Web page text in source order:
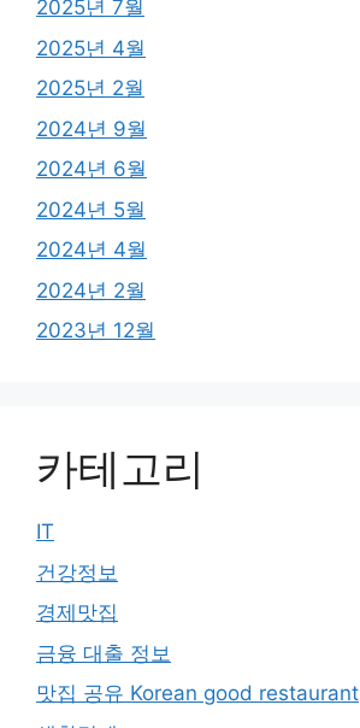
2025년 7월
2025년 4월
2025년 2월
2024년 9월
2024년 6월
2024년 5월
2024년 4월
2024년 2월
2023년 12월
카테고리
IT
건강정보
경제맛집
금융 대출 정보
맛집 공유 Korean good restaurant